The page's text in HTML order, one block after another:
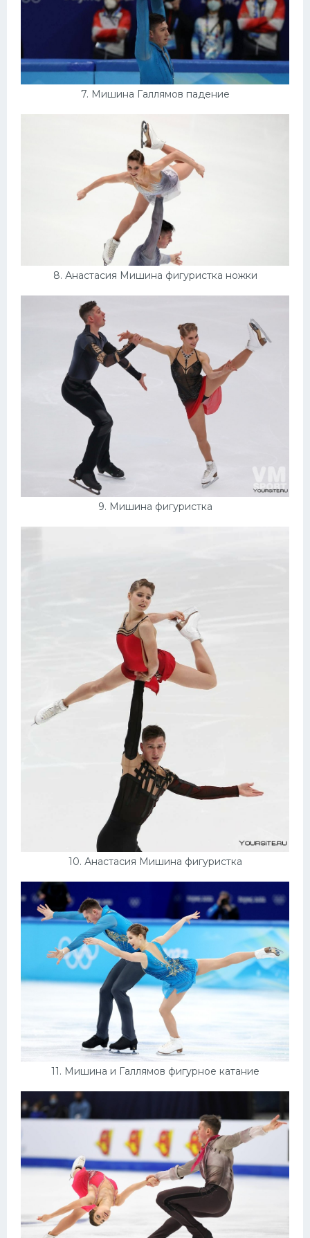
7. Мишина Галлямов падение
8. Анастасия Мишина фигуристка ножки
9. Мишина фигуристка
10. Анастасия Мишина фигуристка
11. Мишина и Галлямов фигурное катание